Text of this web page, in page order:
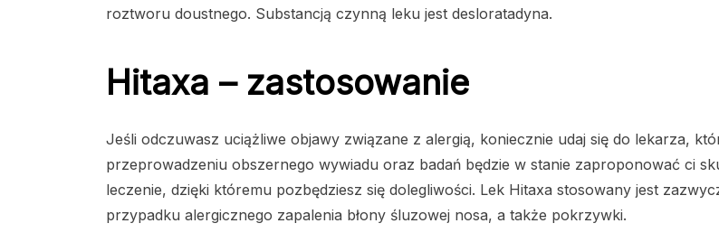
roztworu doustnego. Substancją czynną leku jest desloratadyna.
Hitaxa – zastosowanie
Jeśli odczuwasz uciążliwe objawy związane z alergią, koniecznie udaj się do lekarza,
przeprowadzeniu obszernego wywiadu oraz badań będzie w stanie zaproponować ci
leczenie, dzięki któremu pozbędziesz się dolegliwości. Lek Hitaxa stosowany jest
przypadku alergicznego zapalenia błony śluzowej nosa, a także pokrzywki.